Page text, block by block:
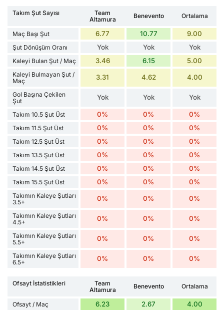
Takım Şut Sayısı
Team
Altamura
Benevento Ortalama
Maç Başı Şut 6.77 10.77 9.00
Şut Dönüşüm Oranı Yok Yok Yok
Kaleyi Bulan Şut / Maç 3.46 6.15 5.00
Kaleyi Bulmayan Şut /
Maç
3.31 4.62 4.00
Gol Başına Çekilen
Şut
Yok Yok Yok
Takım 10.5 Şut Üst 0% 0% 0%
Takım 11.5 Şut Üst 0% 0% 0%
Takım 12.5 Şut Üst 0% 0% 0%
Takım 13.5 Şut Üst 0% 0% 0%
Takım 14.5 Şut Üst 0% 0% 0%
Takım 15.5 Şut Üst 0% 0% 0%
Takımın Kaleye Şutları
3.5+
0% 0% 0%
Takımın Kaleye Şutları
4.5+
0% 0% 0%
Takımın Kaleye Şutları
5.5+
0% 0% 0%
Takımın Kaleye Şutları
6.5+
0% 0% 0%
Ofsayt İstatistikleri
Team
Altamura
Benevento Ortalama
Ofsayt / Maç 6.23 2.67 4.00